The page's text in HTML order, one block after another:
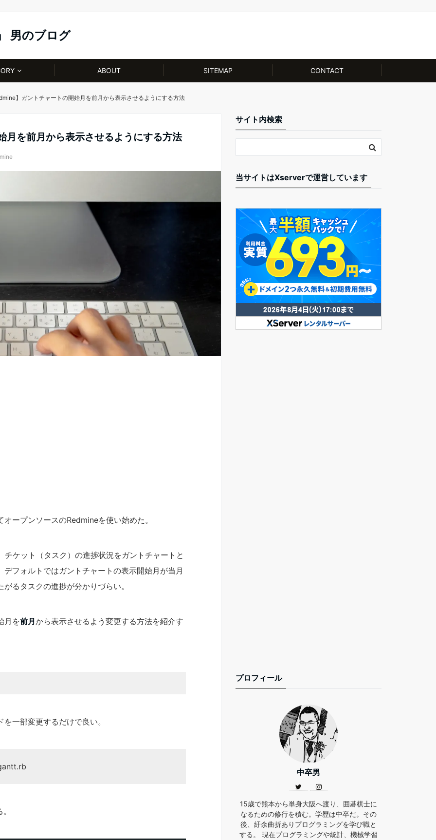
男のブログ
ABOUT SITEMAP CONTACT
】ガントチャートの開始月を前月から表示させるようにする方法
月を前月から表示させるようにする方法
ープンソースのRedmineを使い始めた。
ケット（タスク）の進捗状況をガントチャートと
フォルトではガントチャートの表示開始月が当月
るタスクの進捗が分かりづらい。
月を前月から表示させるよう変更する方法を紹介す
一部変更するだけで良い。
サイト内検索
当サイトはXserverで運営しています
プロフィール
中卒男
15歳で熊本から単身大阪へ渡り、囲碁棋士に
なるための修行を積む。学歴は中卒だ。その
後、紆余曲折ありプログラミングを学び職と
する。 現在プログラミングや統計、機械学習